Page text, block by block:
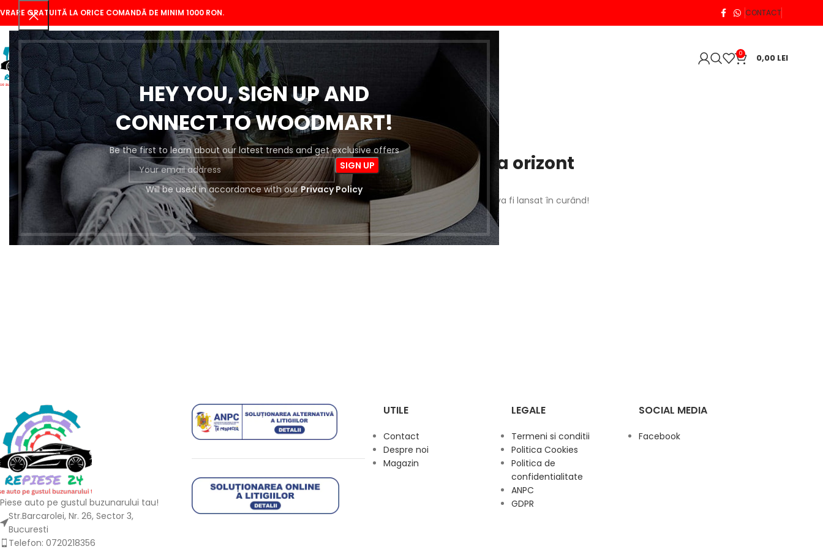
HEY YOU, SIGN UP AND
CONNECT TO WOODMART!
Be the first to learn about our latest trends and get exclusive offers
Will be used in accordance with ourPrivacy Policy
GRATUITĂ LA ORICE COMANDĂ DE MINIM 1000 RON. CONTACT
0 0,00 LEI
Se întrevăd lucruri mărețe la orizont
Pregătirea este importantă! Magazinul nostru este în lucru și va fi lansat în curând!
Piese auto pe gustul buzunarului tau!
Str.Barcarolei, Nr. 26, Sector 3,
Bucuresti
Telefon: 0720218356
UTILE
Contact
Despre noi
Magazin
LEGALE
Termeni si conditii
Politica Cookies
Politica de
confidentialitate
ANPC
GDPR
SOCIAL MEDIA
Facebook